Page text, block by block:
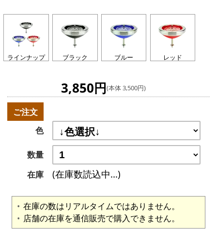
ラインナップ ブラック ブルー レッド
3,850円(本体 3,500円)
ご注文
色
数量
在庫
(在庫数読込中...)
在庫の数はリアルタイムではありません。
店舗の在庫を通信販売で購入できません。